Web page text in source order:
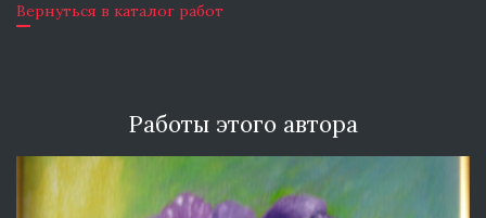
Вернуться в каталог работ
Работы этого автора